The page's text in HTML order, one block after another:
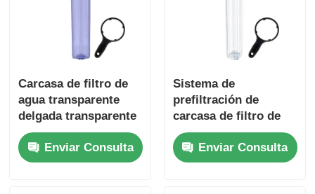
Carcasa de filtro de
agua transparente
delgada transparente
de 20" con botón de
alivio del prensatelas
Enviar Consulta
Sistema de
prefiltración de
carcasa de filtro de
agua comercial único
estándar de 20
pulgadas Liberación
Enviar Consulta